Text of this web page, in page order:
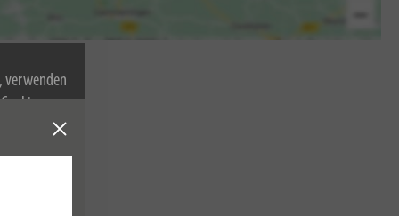
verwenden
zu.